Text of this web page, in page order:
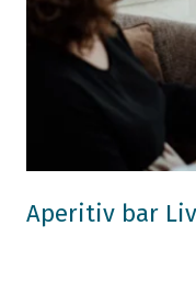
Aperitiv bar